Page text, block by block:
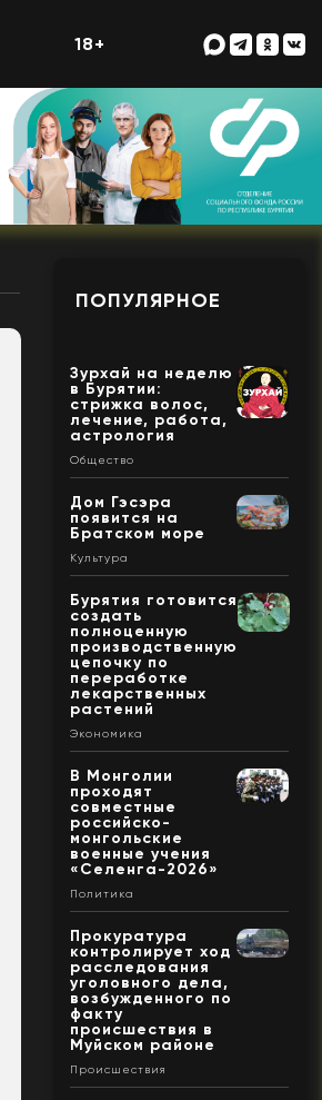
18+
ПОПУЛЯРНОЕ
Зурхай на неделю
в Бурятии:
стрижка волос,
лечение, работа,
астрология
Общество
Дом Гэсэра
появится на
Братском море
Культура
Бурятия готовится
создать
полноценную
производственную
цепочку по
переработке
лекарственных
растений
Экономика
В Монголии
проходят
совместные
российско-
монгольские
военные учения
«Селенга-2026»
Политика
Прокуратура
контролирует ход
расследования
уголовного дела,
возбужденного по
факту
происшествия в
Муйском районе
Происшествия